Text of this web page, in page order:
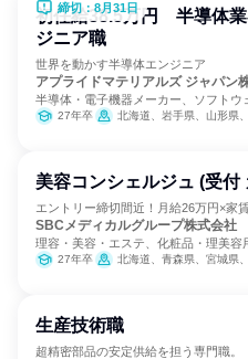
締切：8月31日
初任給38.5万円 半導体
ジニア職
世界を動かす半導体エンジニア
アプライドマテリアルズ ジャパン
半導体・電子機器メーカー、ソフトウ
27年卒 北海道、岩手県、山形県、茨城県、千葉県、東京都、神奈川県、富山県、石川県、山梨県、愛知県、三重県、京都府、大阪府、広島県、佐賀県、長崎県
美容コンシェルジュ (受付
エントリー締切間近！月給26万円×家
SBCメディカルグループ株式会社
理容・美容・エステ、化粧品・理美容
27年卒 北海道、青森県、宮城県、秋田県、山形県、福島県、富山県、石川県、福井県、長野県、静岡県、広島県、山口県、愛媛県、高知県、長崎県、熊本県、大分県、宮崎県
生産技術職
超精密部品の安定供給を担う専門職。